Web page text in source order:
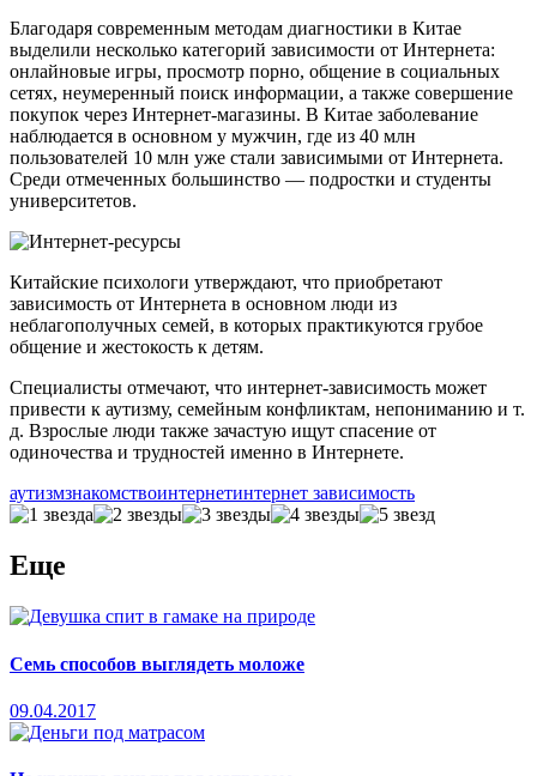
Благодаря современным методам диагностики в Китае
выделили несколько категорий зависимости от Интернета:
онлайновые игры, просмотр порно, общение в социальных
сетях, неумеренный поиск информации, а также совершение
покупок через Интернет-магазины. В Китае заболевание
наблюдается в основном у мужчин, где из 40 млн
пользователей 10 млн уже стали зависимыми от Интернета.
Среди отмеченных большинство — подростки и студенты
университетов.
Китайские психологи утверждают, что приобретают
зависимость от Интернета в основном люди из
неблагополучных семей, в которых практикуются грубое
общение и жестокость к детям.
Специалисты отмечают, что интернет-зависимость может
привести к аутизму, семейным конфликтам, непониманию и т.
д. Взрослые люди также зачастую ищут спасение от
одиночества и трудностей именно в Интернете.
аутизмзнакомствоинтернетинтернет зависимость
Еще
Семь способов выглядеть моложе
09.04.2017